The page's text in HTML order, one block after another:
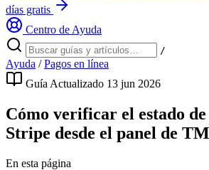
días gratis
Centro de Ayuda
/
Ayuda / Pagos en línea
Guía Actualizado 13 jun 2026
Cómo verificar el estado
Stripe desde el panel de
En esta página